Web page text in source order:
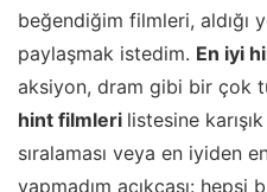
beğendiğim filmleri, aldığı
paylaşmak istedim. En iyi
aksiyon, dram gibi bir çok
hint filmleri listesine
sıralaması veya en iyiden
yapmadım açıkçası: hepsi